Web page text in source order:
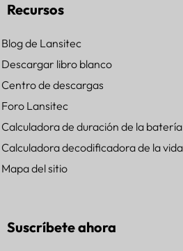
Recursos
Blog de Lansitec
Descargar libro blanco
Centro de descargas
Foro Lansitec
Calculadora de duración de la
Calculadora decodificadora de la vida
Mapa del sitio
Suscríbete ahora